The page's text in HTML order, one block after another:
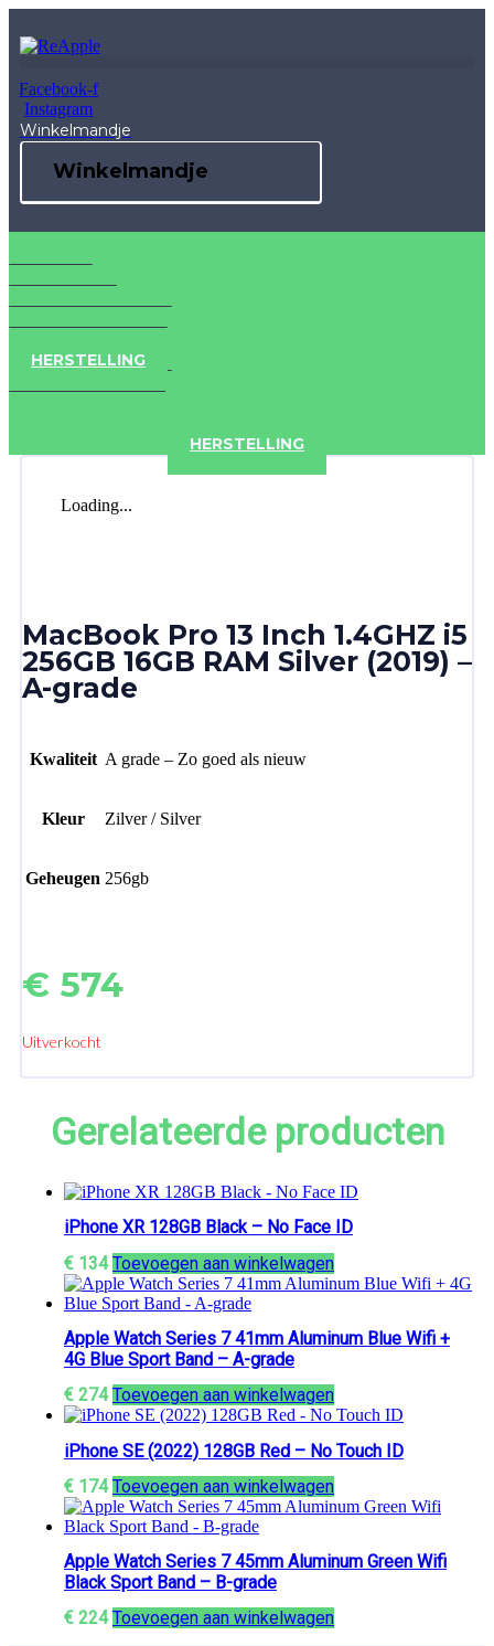
to
content
Facebook-f
Instagram
Winkelmandje
Winkelmandje
HERSTELLING
HERSTELLING
Loading...
MacBook Pro 13 Inch 1.4GHZ i5
256GB 16GB RAM Silver (2019) –
A-grade
Kwaliteit A grade – Zo goed als nieuw
Kleur Zilver / Silver
Geheugen 256gb
€ 574
Uitverkocht
Gerelateerde producten
iPhone XR 128GB Black – No Face ID
€ 134 Toevoegen aan winkelwagen
Apple Watch Series 7 41mm Aluminum Blue Wifi +
4G Blue Sport Band – A-grade
€ 274 Toevoegen aan winkelwagen
iPhone SE (2022) 128GB Red – No Touch ID
€ 174 Toevoegen aan winkelwagen
Apple Watch Series 7 45mm Aluminum Green Wifi
Black Sport Band – B-grade
€ 224 Toevoegen aan winkelwagen